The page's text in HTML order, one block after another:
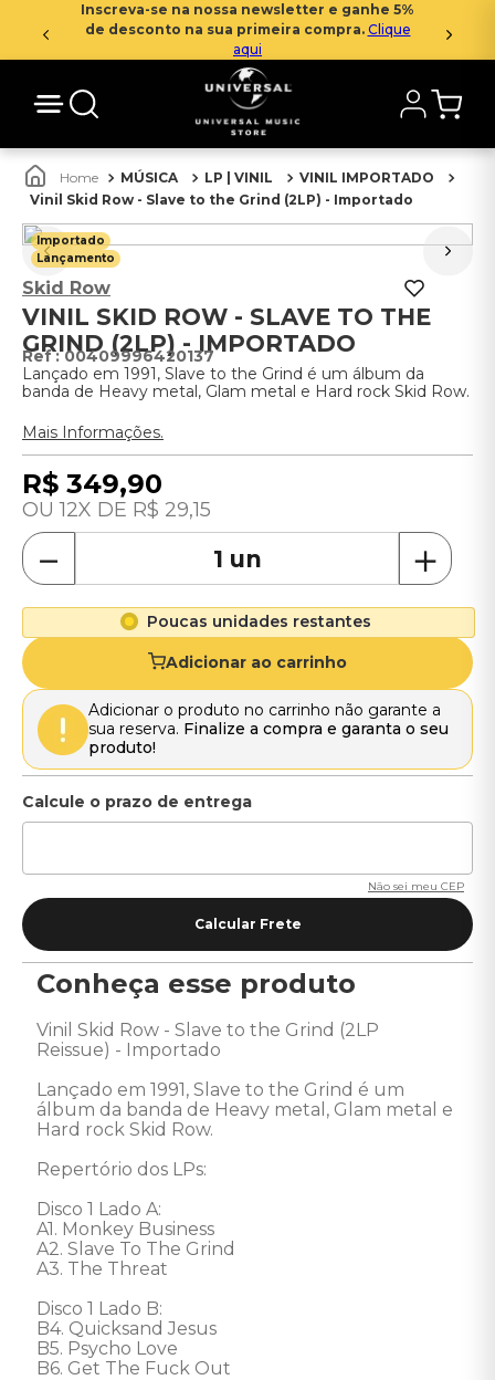
Inscreva-se na nossa newsletter e ganhe 5%
de desconto na sua primeira compra. Clique
aqui
MÚSICA LP | VINIL
VINIL IMPORTADO
Vinil Skid Row - Slave to the Grind (2LP) - Importado
Importado
Lançamento
Skid Row
VINIL SKID ROW - SLAVE TO THE
GRIND (2LP) - IMPORTADO
:00409996420137
Lançado em 1991, Slave to the Grind é um álbum da
banda de Heavy metal, Glam metal e Hard rock Skid Row.
Mais Informações.
R$ 349,90
12 R$ 29,15
＋
－
Poucas unidades restantes
Adicionar ao carrinho
Adicionar o produto no carrinho não garante a
sua reserva. Finalize a compra e garanta o seu
produto!
Não sei meu CEP
Conheça esse produto
Vinil Skid Row - Slave to the Grind (2LP
Reissue) - Importado
Lançado em 1991, Slave to the Grind é um
álbum da banda de Heavy metal, Glam metal e
Hard rock Skid Row.
Repertório dos LPs:
Disco 1 Lado A:
A1. Monkey Business
A2. Slave To The Grind
A3. The Threat
Disco 1 Lado B:
B4. Quicksand Jesus
B5. Psycho Love
B6. Get The Fuck Out